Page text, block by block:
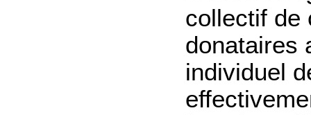
collectif de
donataires
individuel